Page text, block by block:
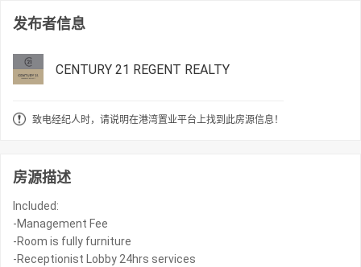
发布者信息
CENTURY 21 REGENT REALTY
致电经纪人时，请说明在港湾置业平台上找到此房源信息！
房源描述
Included:
-Management Fee
-Room is fully furniture
-Receptionist Lobby 24hrs services